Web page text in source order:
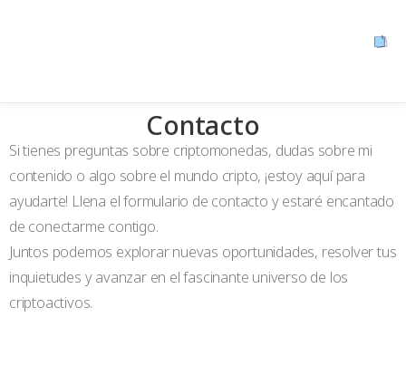
Contacto
Si tienes preguntas sobre criptomonedas, dudas sobre mi
contenido o algo sobre el mundo cripto, ¡estoy aquí para
ayudarte! Llena el formulario de contacto y estaré encantado
de conectarme contigo.
Juntos podemos explorar nuevas oportunidades, resolver tus
inquietudes y avanzar en el fascinante universo de los
criptoactivos.